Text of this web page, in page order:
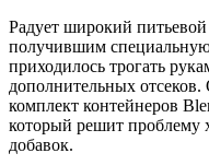
Радует широкий
получившим
приходилось трогать
дополнительных отсеков.
комплект контейнеров
который решит проблему
добавок.